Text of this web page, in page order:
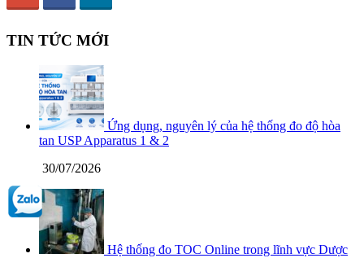
TIN TỨC MỚI
Ứng dụng, nguyên lý của hệ thống đo độ hòa
tan USP Apparatus 1 & 2
30/07/2026
Hệ thống đo TOC Online trong lĩnh vực Dược